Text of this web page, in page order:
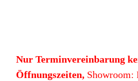
Nur Terminvereinbarung
Öffnungszeiten,Showroom: